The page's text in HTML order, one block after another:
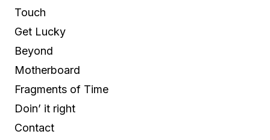
Touch
Get Lucky
Beyond
Motherboard
Fragments of Time
Doin’ it right
Contact